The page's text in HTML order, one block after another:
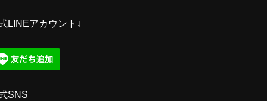
LINEアカウント↓
SNS